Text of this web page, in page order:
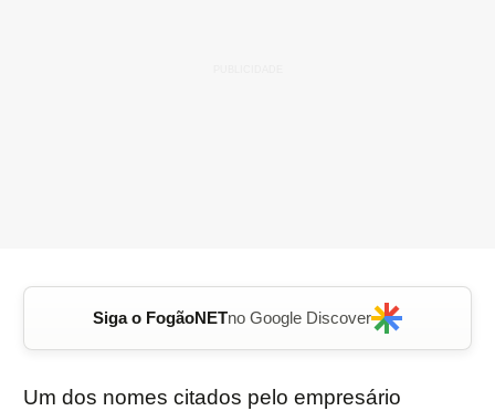
Siga o FogãoNETno Google Discover
Um dos nomes citados pelo empresário